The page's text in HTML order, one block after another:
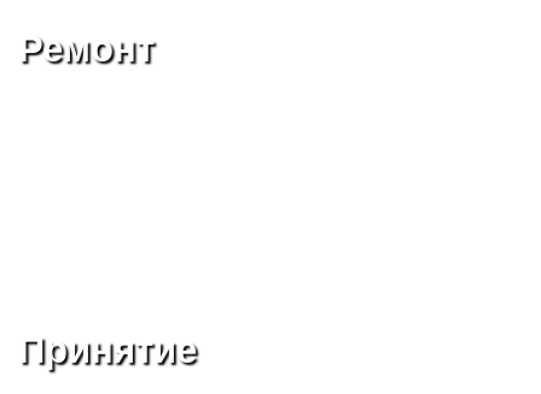
Ремонт
Принятие